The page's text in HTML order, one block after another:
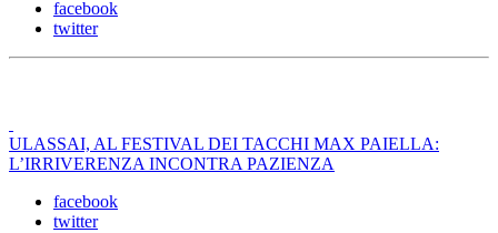
facebook
twitter
ULASSAI, AL FESTIVAL DEI TACCHI MAX PAIELLA:
L’IRRIVERENZA INCONTRA PAZIENZA
facebook
twitter